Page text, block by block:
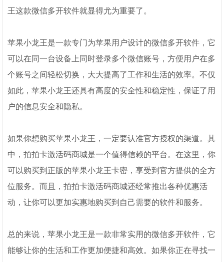
王这款微信多开软件就显得尤为重要了。
苹果小龙王是一款专门为苹果用户设计的微信多开软件，它
可以在同一台设备上同时登录多个微信账号，方便用户在多
个账号之间轻松切换，大大提高了工作和生活的效率。不仅
如此，苹果小龙王还具有高度的安全性和稳定性，保证了用
户的信息安全和隐私。
如果你想购买苹果小龙王，一定要认准官方授权的渠道。其
中，拍拍卡激活码商城是一个值得信赖的平台。在这里，你
可以购买到正版的苹果小龙王卡密，享受到官方提供的全方
位服务。而且，拍拍卡激活码商城还经常推出各种优惠活
动，让你可以更加实惠地购买到自己需要的软件和服务。
总的来说，苹果小龙王是一款非常实用的微信多开软件，它
能够让你的生活和工作更加便捷和高效。如果你正在寻找一